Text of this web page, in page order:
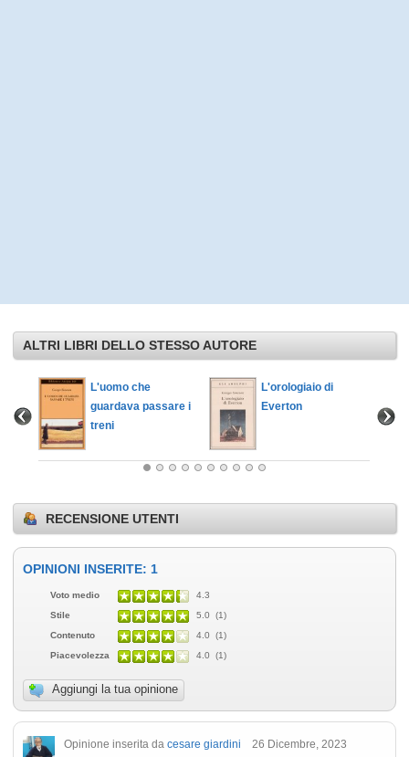
ALTRI LIBRI DELLO STESSO AUTORE
L'uomo che
guardava passare i
treni
L'orologiaio di
Everton
RECENSIONE UTENTI
OPINIONI INSERITE: 1
Voto medio
4.3
Stile
5.0 (1)
Contenuto
4.0 (1)
Piacevolezza
4.0 (1)
Aggiungi la tua opinione
Opinione inserita da cesare giardini 26 Dicembre, 2023